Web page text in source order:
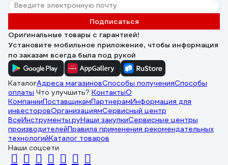
Подписаться
Оригинальные товары с гарантией!
Установите мобильное приложение, чтобы информация
по заказам всегда была под рукой
КаталогАдреса магазиновСпособы полученияСпособы
оплаты Что улучшить? КонтактыО
КомпанииПоставщикамПартнерамИнформация для
инвесторовОрганизациямСервисный центр
ВсеИнструменты.руНаши закупкиСервисные центры
производителейПравила применения рекомендательных
технологийКаталог товаров
Наши соцсети